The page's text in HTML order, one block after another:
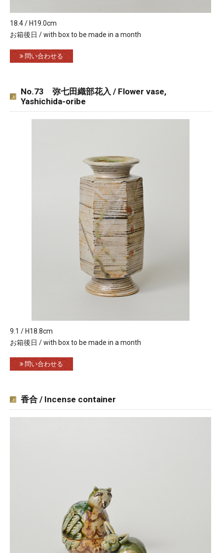
18.4 / H19.0cm
お箱後日 / with box to be made in a month
問い合わせる
No.73 弥七田織部花入 / Flower vase,
Yashichida-oribe
9.1 / H18.8cm
お箱後日 / with box to be made in a month
問い合わせる
香合 / Incense container